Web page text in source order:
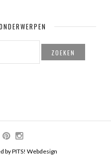
byPITS! Webdesign